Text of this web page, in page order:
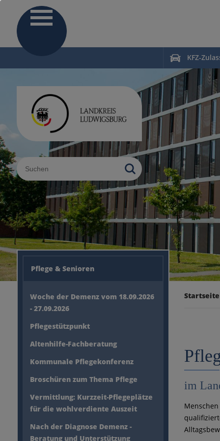
KFZ-
Sucheingabe
Pflege & Senioren
Woche der Demenz vom 18.09.2026
- 27.09.2026
Pflegestützpunkt
Altenhilfe-Fachberatung
Kommunale Pflegekonferenz
Broschüren zum Thema Pflege
Vermittlung: Kurzzeit-Pflegeplätze
für die wohlverdiente Auszeit
Nach der Diagnose Demenz -
Beratung und Unterstützung
Startseite
im